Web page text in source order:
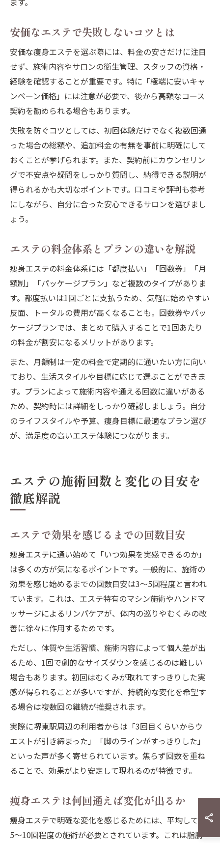
安価なエステで失敗しないコツとは
安価な痩身エステを選ぶ際には、料金の安さだけに注目
せず、施術内容やサロンの衛生管理、スタッフの資格・
経験を確認することが重要です。特に「極端に安いキャ
ンペーン価格」には注意が必要で、後から高額なコース
契約を勧められる場合もあります。
失敗を防ぐコツとしては、初回体験だけでなく複数回通
った場合の総額や、追加料金の有無を事前に明確にして
おくことが挙げられます。また、契約前にカウンセリン
グで不安点や疑問をしっかり質問し、納得できる説明が
得られるかも大切なポイントです。口コミや評判も参考
にしながら、自分に合った安心できるサロンを選びまし
ょう。
エステの料金体系とプランの違いを解説
痩身エステの料金体系には「都度払い」「回数券」「月
額制」「パッケージプラン」など複数のタイプがありま
す。都度払いは1回ごとに支払うため、気軽に始めやすい
反面、トータルの費用が高くなることも。回数券やパッ
ケージプランでは、まとめて購入することで1回あたり
の料金が割安になるメリットがあります。
また、月額制は一定の料金で定期的に通いたい方に向い
ており、生活スタイルや目標に応じて選ぶことができま
す。プランによって施術内容や通える回数に違いがある
ため、契約時には詳細をしっかり確認しましょう。自分
のライフスタイルや予算、痩身目標に最適なプラン選び
が、満足度の高いエステ体験につながります。
エステの施術回数と変化の目安を
徹底解説
エステで効果を感じるまでの回数目安
痩身エステに通い始めて「いつ効果を実感できるのか」
は多くの方が気になるポイントです。一般的に、施術の
効果を感じ始めるまでの回数目安は3〜5回程度と言われ
ています。これは、エステ特有のマシン施術やハンドマ
ッサージによるリンパケアが、体内の巡りやむくみの改
善に徐々に作用するためです。
ただし、体質や生活習慣、施術内容によって個人差が出
るため、1回で劇的なサイズダウンを感じるのは難しい
場合もあります。初回はむくみが取れてすっきりした実
感が得られることが多いですが、持続的な変化を希望す
る場合は複数回の継続が推奨されます。
実際に堺東駅周辺の利用者からは「3回目くらいからウ
エストが引き締まった」「脚のラインがすっきりした」
といった声が多く寄せられています。焦らず回数を重ね
ることで、効果がより安定して現れるのが特徴です。
痩身エステは何回通えば変化が出るか
痩身エステで明確な変化を感じるためには、平均して
5〜10回程度の施術が必要とされています。これは脂肪